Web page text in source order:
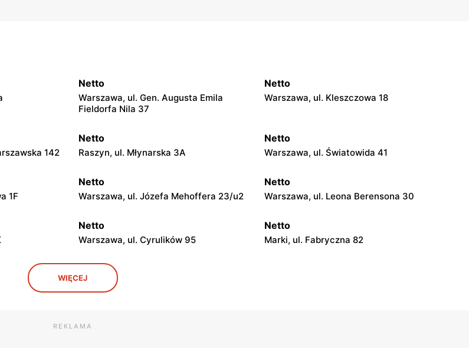
Netto
Warszawa, ul. Gen. Augusta Emila
Fieldorfa Nila 37
Netto
Warszawa, ul. Kleszczowa 18
142
Netto
Raszyn, ul. Młynarska 3A
Netto
Warszawa, ul. Światowida 41
1F
Netto
Warszawa, ul. Józefa Mehoffera 23/u2
Netto
Warszawa, ul. Leona Berensona 30
Netto
Warszawa, ul. Cyrulików 95
Netto
Marki, ul. Fabryczna 82
Warszawa, ul. Wał Miedzeszyński 69
Piaseczno, ul. Słowackiego 20B
WIĘCEJ
REKLAMA